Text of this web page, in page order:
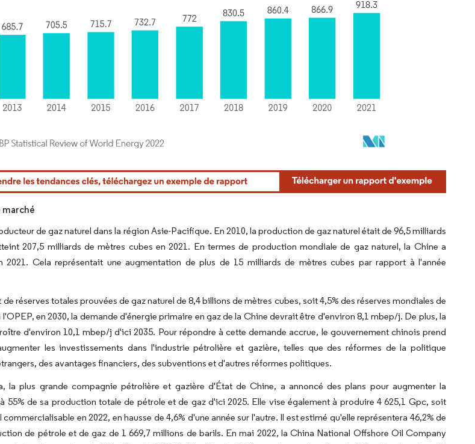
nécessite une attribution sous CC BY 4.0.
marché
de gaz naturel dans la région Asie-Pacifique. En 2010, la production de gaz naturel était de 96,5 milliards
207,5 milliards de mètres cubes en 2021. En termes de production mondiale de gaz naturel, la Chine a
2021. Cela représentait une augmentation de plus de 15 milliards de mètres cubes par rapport à l'année
réserves totales prouvées de gaz naturel de 8,4 billions de mètres cubes, soit 4,5% des réserves mondiales de
en 2030, la demande d'énergie primaire en gaz de la Chine devrait être d'environ 8,1 mbep/j. De plus, la
d'environ 10,1 mbep/j d'ici 2035. Pour répondre à cette demande accrue, le gouvernement chinois prend
les investissements dans l'industrie pétrolière et gazière, telles que des réformes de la politique
des avantages financiers, des subventions et d'autres réformes politiques.
la plus grande compagnie pétrolière et gazière d'État de Chine, a annoncé des plans pour augmenter la
55% de sa production totale de pétrole et de gaz d'ici 2025. Elle vise également à produire 4 625,1 Gpc, soit
commercialisable en 2022, en hausse de 4,6% d'une année sur l'autre. Il est estimé qu'elle représentera 46,2% de
de pétrole et de gaz de 1 669,7 millions de barils. En mai 2022, la China National Offshore Oil Company